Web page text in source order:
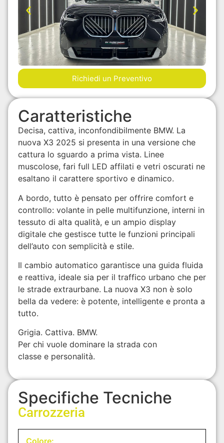
Richiedi un Preventivo
Caratteristiche
Decisa, cattiva, inconfondibilmente BMW. La
nuova X3 2025 si presenta in una versione che
cattura lo sguardo a prima vista. Linee
muscolose, fari full LED affilati e vetri oscurati ne
esaltano il carattere sportivo e dinamico.
A bordo, tutto è pensato per offrire comfort e
controllo: volante in pelle multifunzione, interni in
tessuto di alta qualità, e un ampio display
digitale che gestisce tutte le funzioni principali
dell’auto con semplicità e stile.
Il cambio automatico garantisce una guida fluida
e reattiva, ideale sia per il traffico urbano che per
le strade extraurbane. La nuova X3 non è solo
bella da vedere: è potente, intelligente e pronta a
tutto.
Grigia. Cattiva. BMW.
Per chi vuole dominare la strada con
classe e personalità.
Specifiche Tecniche
Carrozzeria
Colore: